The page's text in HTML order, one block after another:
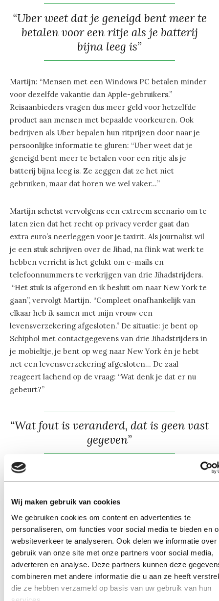
Wij maken gebruik van cookies
We gebruiken cookies om content en advertenties te
personaliseren, om functies voor social media te bieden en
websiteverkeer te analyseren. Ook delen we informatie over
gebruik van onze site met onze partners voor social media,
adverteren en analyse. Deze partners kunnen deze
combineren met andere informatie die u aan ze heeft
die ze hebben verzameld op basis van uw gebruik van hun
“Uber weet dat je geneigd bent meer te
betalen voor een ritje als je batterij
bijna leeg is”
Martijn: “Mensen met een Windows PC betalen minder
voor dezelfde vakantie dan Apple-gebruikers.”
Reisaanbieders vragen dus meer geld voor hetzelfde
product aan mensen met bepaalde voorkeuren. Ook
bedrijven als Uber bepalen hun ritprijzen door naar je
persoonlijke informatie te gluren: “Uber weet dat je
geneigd bent meer te betalen voor een ritje als je
batterij bijna leeg is. Ze zeggen dat ze het niet
gebruiken, maar dat horen we wel vaker…”
Martijn schetst vervolgens een extreem scenario om te
laten zien dat het recht op privacy verder gaat dan
extra euro’s neerleggen voor je taxirit. Als journalist wil
je een stuk schrijven over de Jihad, na flink wat werk te
hebben verricht is het gelukt om e-mails en
telefoonnummers te verkrijgen van drie Jihadstrijders.
“Het stuk is afgerond en ik besluit om naar New York te
gaan”, vervolgt Martijn. “Compleet onafhankelijk van
elkaar heb ik samen met mijn vrouw een
levensverzekering afgesloten.” De situatie: je bent op
Schiphol met contactgegevens van drie Jihadstrijders in
je mobieltje, je bent op weg naar New York én je hebt
net een levensverzekering afgesloten… De zaal
reageert lachend op de vraag: “Wat denk je dat er nu
gebeurt?”
“Wat fout is veranderd, dat is geen vast
gegeven”
Veel mensen denken dat ze niets fouts te verbergen
Martijn: “Wat fout is, kan veranderen, dat is geen vast
gegeven. Pedofilie is pas sinds de jaren 70 verboden in
Nederland. Ik kan het mij niet voorstellen, maar vijftig
jaar geleden mocht je dus nog seks hebben met
kinderen.” Ideeën van legaal en illegaal veranderen
over tijd. Wat als het over vijftig jaar illegaal is om te
roken of vlees te eten? Dan is het niet echt handig dat
jij met je sigaret of hamburger op Facebook staat. “Iets